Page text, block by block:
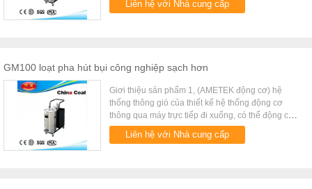
Các động cơ có thể đư...
Liên hệ với Nhà cung cấp
GM100 loạt pha hút bụi công nghiệp sạch hơn
Giơi thiệu sản phẩm 1, (AMETEK động cơ) hệ
thống thông gió của thiết kế hệ thống động cơ
thông qua máy trực tiếp đi xuống, có thể động cơ
và các bảng điều khiển là làm lạnh nhanh nhất.
Các động cơ có thể đư...
Liên hệ với Nhà cung cấp